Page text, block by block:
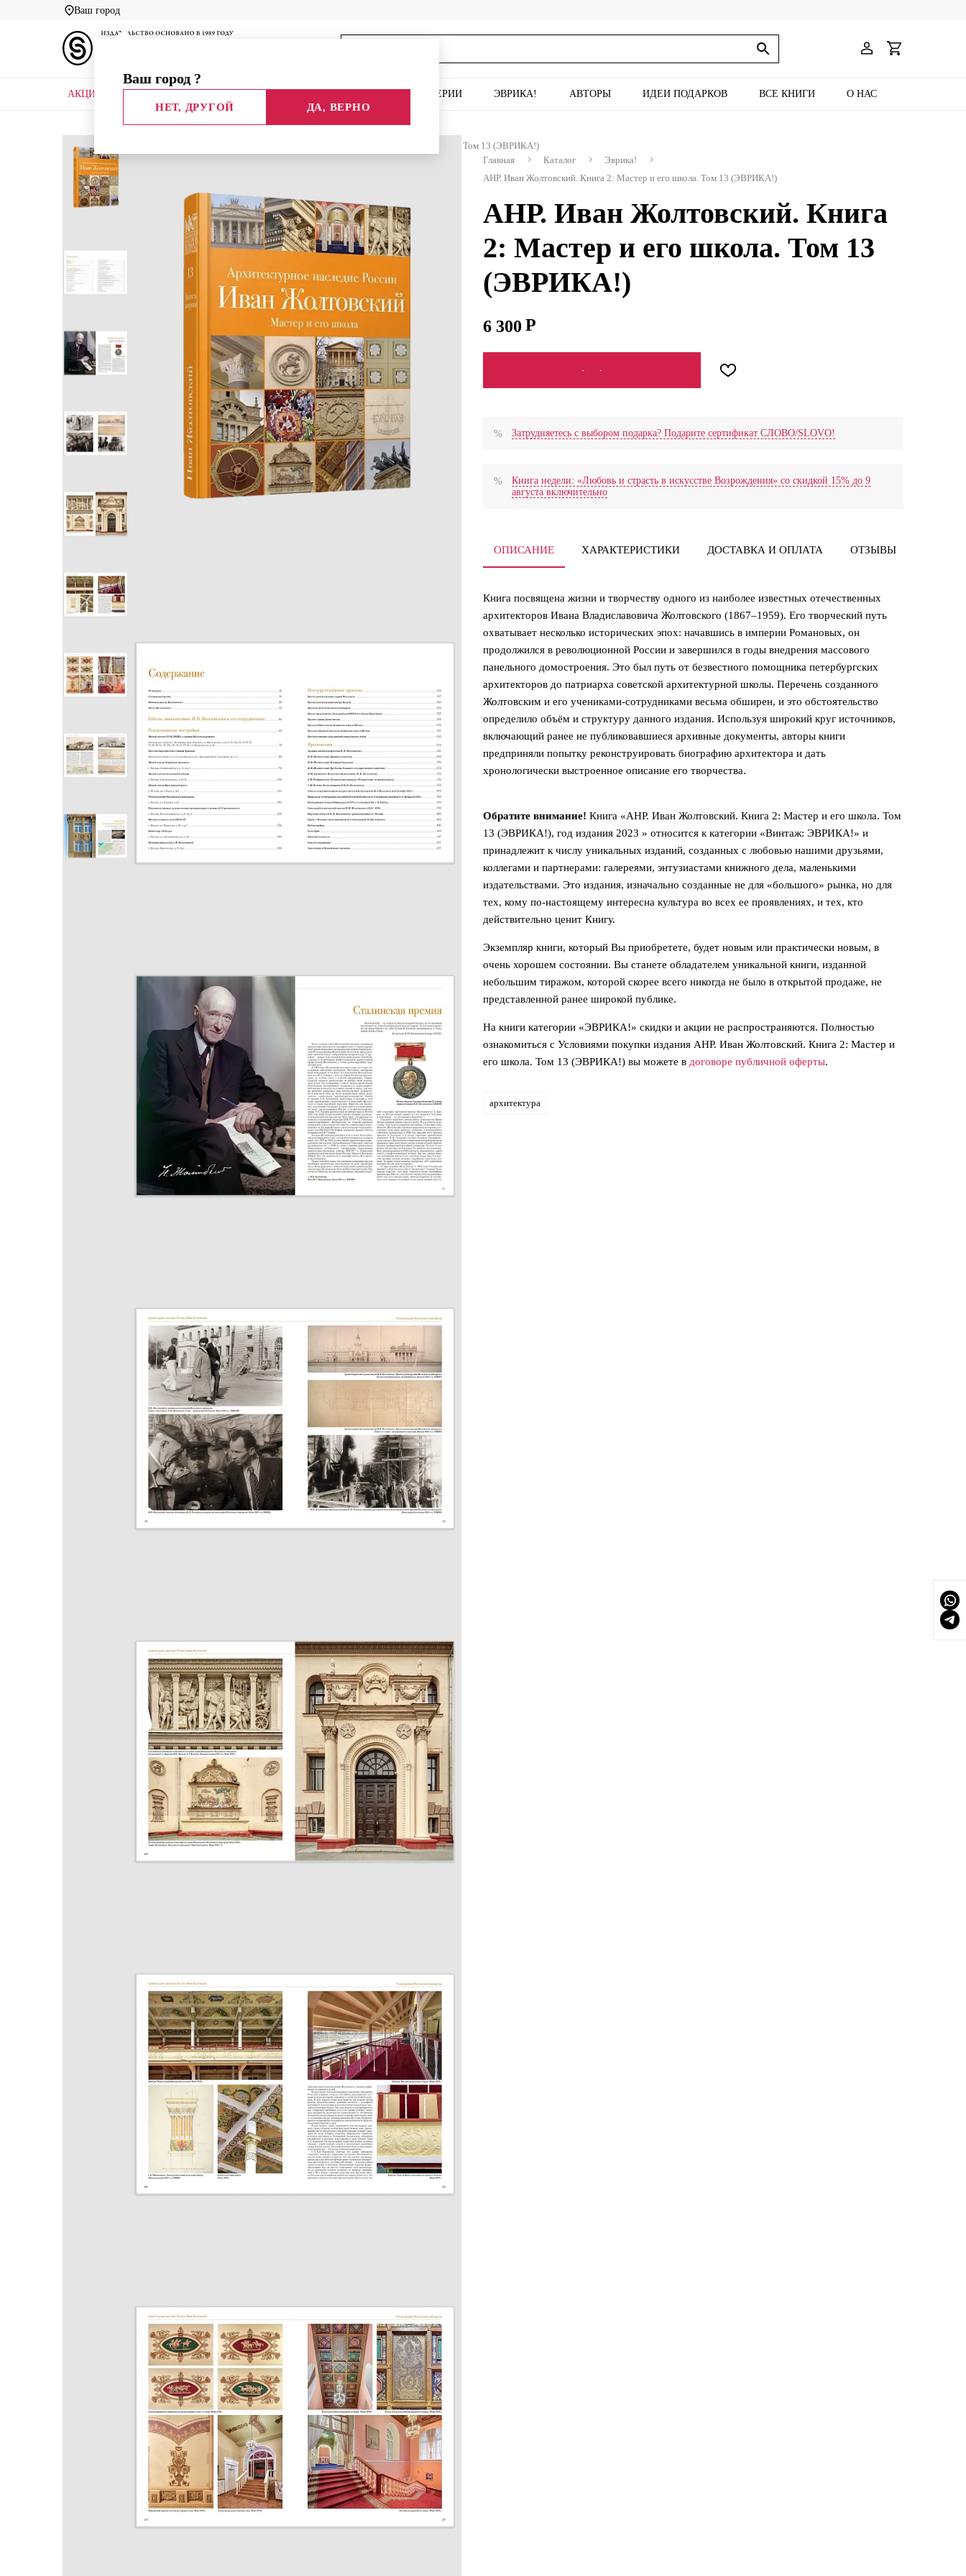
Ваш город
Ваш город ?
НЕТ, ДРУГОЙ ДА, ВЕРНО
АКЦИИ СЕРИИ ЭВРИКА! АВТОРЫ ИДЕИ ПОДАРКОВ ВСЕ КНИГИ О НАС
Главная
АНР. Иван Жолтовский. Книга 2: Мастер и его школа. Том 13 (ЭВРИКА!)
Главная
Каталог
Эврика!
АНР. Иван Жолтовский. Книга 2: Мастер и его школа. Том 13 (ЭВРИКА!)
АНР. Иван Жолтовский. Книга
2: Мастер и его школа. Том 13
(ЭВРИКА!)
6 300
В КОРЗИНУ
Затрудняетесь с выбором подарка? Подарите сертификат СЛОВО/SLOVO!
Книга недели: «Любовь и страсть в искусстве Возрождения» со скидкой 15% до 9
августа включительно
ОПИСАНИЕ ХАРАКТЕРИСТИКИ ДОСТАВКА И ОПЛАТА ОТЗЫВЫ
Книга посвящена жизни и творчеству одного из наиболее известных отечественных
архитекторов Ивана Владиславовича Жолтовского (1867–1959). Его творческий путь
охватывает несколько исторических эпох: начавшись в империи Романовых, он
продолжился в революционной России и завершился в годы внедрения массового
панельного домостроения. Это был путь от безвестного помощника петербургских
архитекторов до патриарха советской архитектурной школы. Перечень созданного
Жолтовским и его учениками-сотрудниками весьма обширен, и это обстоятельство
определило объём и структуру данного издания. Используя широкий круг источников,
включающий ранее не публиковавшиеся архивные документы, авторы книги
предприняли попытку реконструировать биографию архитектора и дать
хронологически выстроенное описание его творчества.
Обратите внимание! Книга «АНР. Иван Жолтовский. Книга 2: Мастер и его школа. Том
13 (ЭВРИКА!), год издания 2023 » относится к категории «Винтаж: ЭВРИКА!» и
принадлежит к числу уникальных изданий, созданных с любовью нашими друзьями,
коллегами и партнерами: галереями, энтузиастами книжного дела, маленькими
издательствами. Это издания, изначально созданные не для «большого» рынка, но для
тех, кому по-настоящему интересна культура во всех ее проявлениях, и тех, кто
действительно ценит Книгу.
Экземпляр книги, который Вы приобретете, будет новым или практически новым, в
очень хорошем состоянии. Вы станете обладателем уникальной книги, изданной
небольшим тиражом, которой скорее всего никогда не было в открытой продаже, не
представленной ранее широкой публике.
На книги категории «ЭВРИКА!» скидки и акции не распространяются. Полностью
ознакомиться с Условиями покупки издания АНР. Иван Жолтовский. Книга 2: Мастер и
его школа. Том 13 (ЭВРИКА!) вы можете в договоре публичной оферты.
архитектура